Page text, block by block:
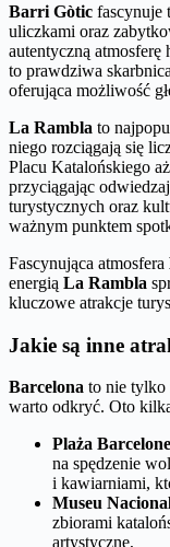
Barri Gòtic fascynuje
uliczkami oraz
autentyczną atmosferę
to prawdziwa
oferująca możliwość
La Rambla to
niego rozciągają się
Placu Katalońskiego
przyciągając
turystycznych oraz
ważnym punktem
Fascynująca atmosfera
energią La Rambla
kluczowe atrakcje
Jakie są inne
Barcelona to nie tylko
warto odkryć. Oto
Plaża
na spędzenie
i kawiarniami,
Museu
zbiorami
artystyczne,